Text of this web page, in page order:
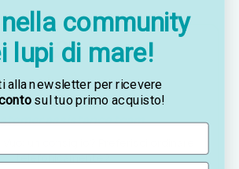
OTTAVIA
assistance team
un consiglio? Preferisci ordinare
telefonicamente?
community
lupi di mare!
alla newsletter per ricevere
sul tuo primo acquisto!